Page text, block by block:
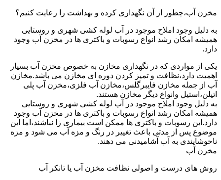
مخزن آب،چطور از آن نگهداری کرده و بهداشت را رعایت کنیم؟
به دلیل وجود املاح موجود در آب لوله کشی شهری و روستایی
همیشه امکان رشد انواع رسوبات و باکتری ها در مخزن آب وجود
دارد.
یکی از مواردی که در نگهداری مخازن به خصوص مخزن آب بسیار
اهمیت دارد،نظافت و تمیز کردن دوره ای مخازن می باشد.مخازن
آب از جمله مخازن فایبرگلس،مخازن آب فلزی،مخزن آب پلی
اتیلن،استیل وانواع دیگر مخازن هستند.
به دلیل وجود املاح موجود در آب لوله کشی شهری و روستایی
همیشه امکان رشد انواع رسوبات و باکتری ها در مخزن آب وجود
دارد.این رسوبات و باکتری ها ممکن است بیماری زا نباشند،اما این
موضوع پس از مدتی باعث تغییر در رنگ و مزه آب می شود و مزه
ناخوشایندی به آب آشامیدنی می دهند.
مخزن آب
روش های درست و اصولی نظافت مخزن آب یا تانکر آب